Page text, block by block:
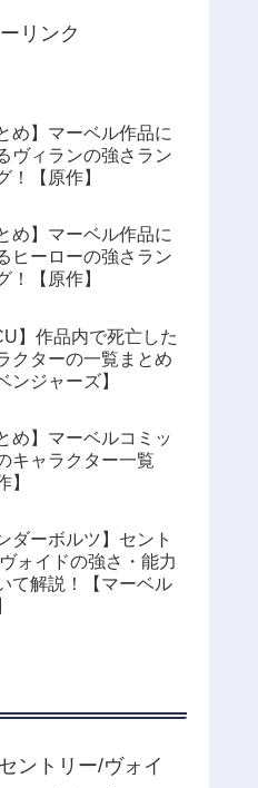
リンク
め】マーベル作品に
ヴィランの強さラン
！【原作】
め】マーベル作品に
ヒーローの強さラン
！【原作】
】作品内で死亡した
クターの一覧まとめ
ンジャーズ】
め】マーベルコミッ
キャラクター一覧
】
ダーボルツ】セント
ォイドの強さ・能力
て解説！【マーベル
ントリー/ヴォイ